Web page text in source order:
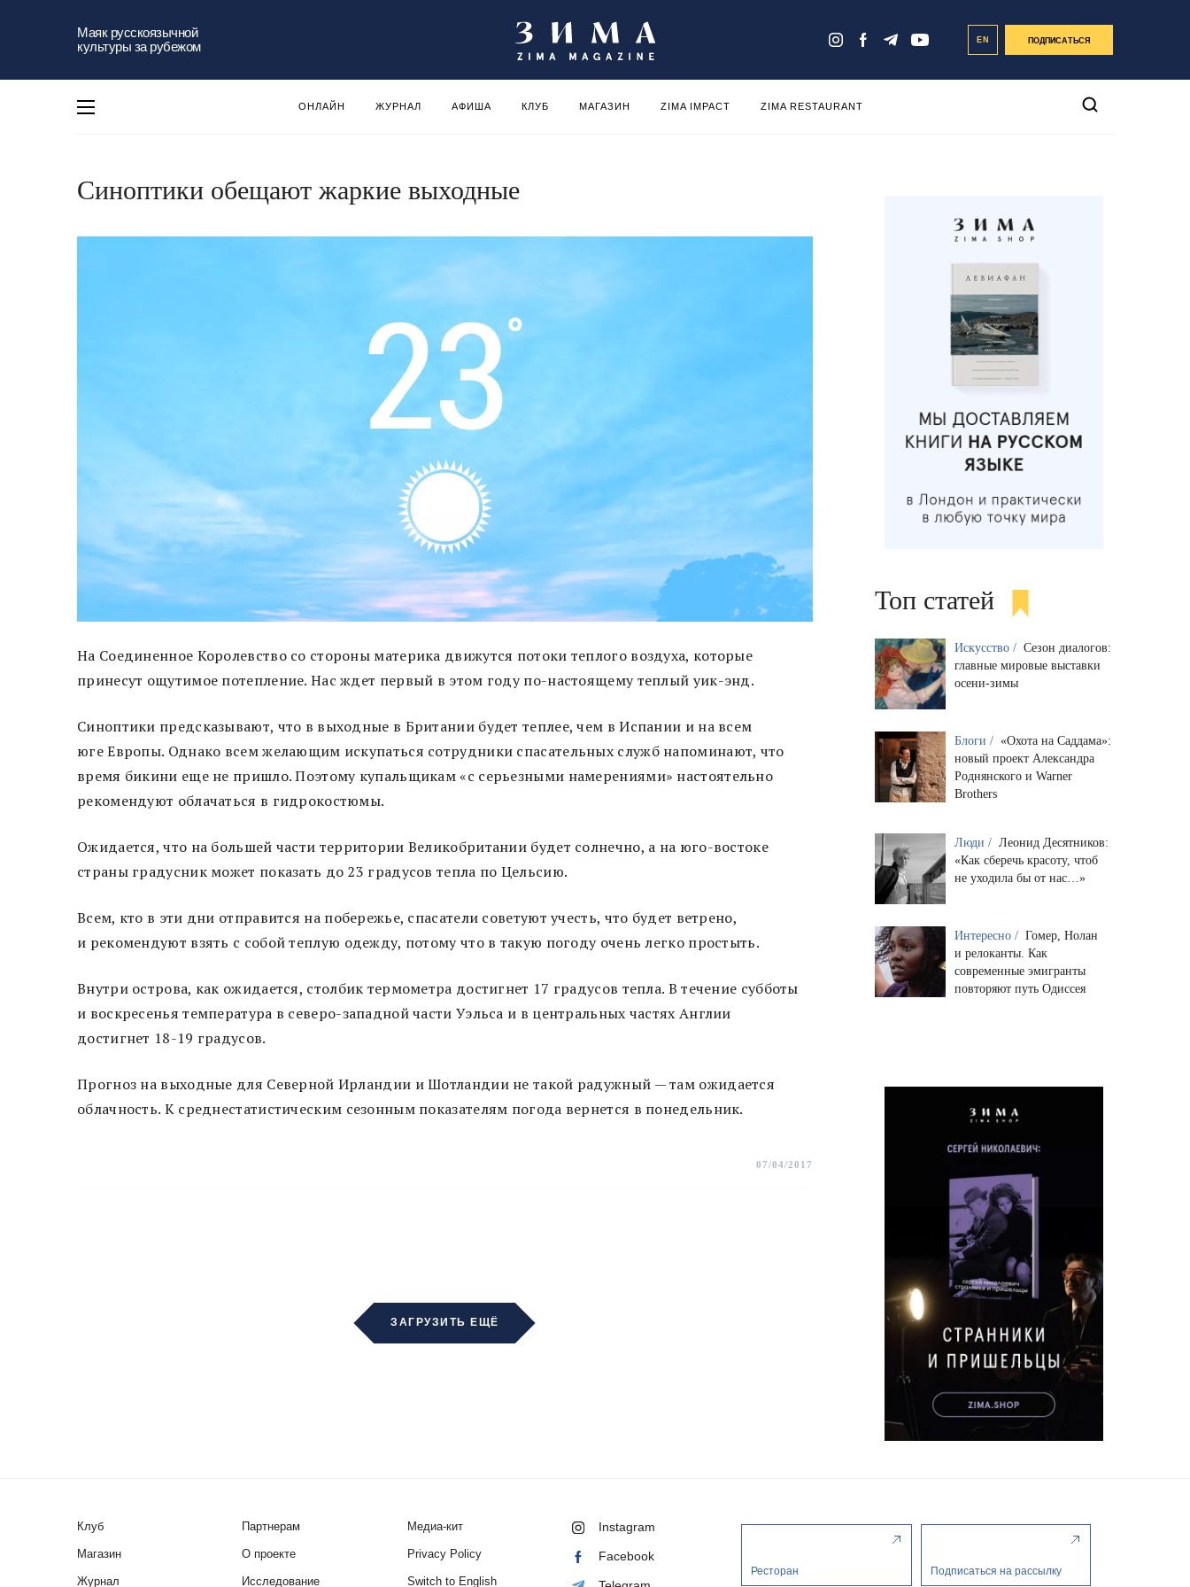
Маяк русскоязычной
культуры за рубежом
EN ПОДПИСАТЬСЯ
ОНЛАЙН ЖУРНАЛ АФИША КЛУБ МАГАЗИН ZIMA IMPACT ZIMA RESTAURANT
Синоптики обещают жаркие выходные
На Соединенное Королевство со стороны материка движутся потоки теплого воздуха, которые
принесут ощутимое потепление. Нас ждет первый в этом году по-настоящему теплый уик-энд.
Синоптики предсказывают, что в выходные в Британии будет теплее, чем в Испании и на всем
юге Европы. Однако всем желающим искупаться сотрудники спасательных служб напоминают, что
время бикини еще не пришло. Поэтому купальщикам «с серьезными намерениями» настоятельно
рекомендуют облачаться в гидрокостюмы.
Ожидается, что на большей части территории Великобритании будет солнечно, а на юго-востоке
страны градусник может показать до 23 градусов тепла по Цельсию.
Всем, кто в эти дни отправится на побережье, спасатели советуют учесть, что будет ветрено,
и рекомендуют взять с собой теплую одежду, потому что в такую погоду очень легко простыть.
Внутри острова, как ожидается, столбик термометра достигнет 17 градусов тепла. В течение субботы
и воскресенья температура в северо-западной части Уэльса и в центральных частях Англии
достигнет 18-19 градусов.
Прогноз на выходные для Северной Ирландии и Шотландии не такой радужный — там ожидается
облачность. К среднестатистическим сезонным показателям погода вернется в понедельник.
07/04/2017
ЗАГРУЗИТЬ ЕЩЁ
Топ статей
Искусство / Сезон диалогов:
главные мировые выставки
осени-зимы
Блоги / «Охота на Саддама»:
новый проект Александра
Роднянского и Warner
Brothers
Люди / Леонид Десятников:
«Как сберечь красоту, чтоб
не уходила бы от нас…»
Интересно / Гомер, Нолан
и релоканты. Как
современные эмигранты
повторяют путь Одиссея
Клуб
Магазин
Журнал
Партнерам
О проекте
Исследование
Медиа-кит
Privacy Policy
Switch to English
Instagram
Facebook
Ресторан Подписаться на рассылку